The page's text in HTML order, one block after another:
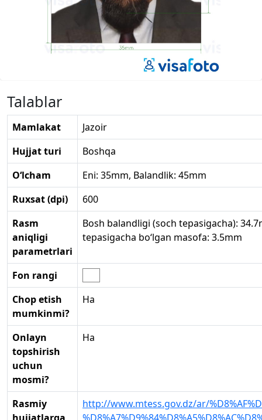
Talablar
Mamlakat
Jazoir
Hujjat turi
Boshqa
O‘lcham
Eni: 35mm, Balandlik: 45mm
Ruxsat (dpi)
600
Rasm
aniqligi
parametrlari
Bosh balandligi (soch tepasigacha):
tepasigacha bo‘lgan masofa: 3.5mm
Fon rangi
Chop etish
mumkinmi?
Ha
Onlayn
topshirish
uchun
mosmi?
Ha
Rasmiy
http://www.mtess.gov.dz/ar/